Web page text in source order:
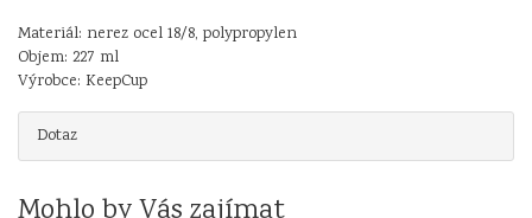
Materiál: nerez ocel 18/8, polypropylen
Objem: 227 ml
Výrobce: KeepCup
Dotaz